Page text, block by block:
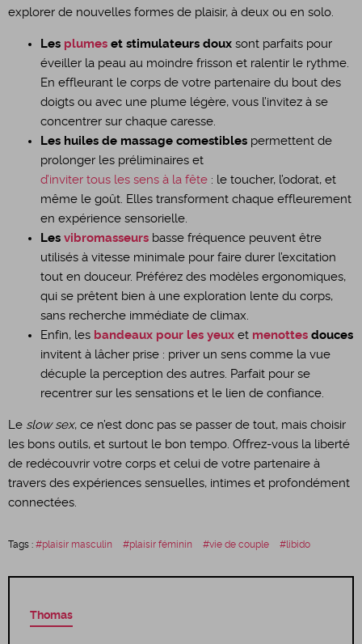
explorer de nouvelles formes de plaisir, à deux ou en solo.
Les plumes et stimulateurs doux sont parfaits pour
éveiller la peau au moindre frisson et ralentir le rythme.
En effleurant le corps de votre partenaire du bout des
doigts ou avec une plume légère, vous l’invitez à se
concentrer sur chaque caresse.
Les huiles de massage comestibles permettent de
prolonger les préliminaires et
d’inviter tous les sens à la fête : le toucher, l’odorat, et
même le goût. Elles transforment chaque effleurement
en expérience sensorielle.
Les vibromasseurs basse fréquence peuvent être
utilisés à vitesse minimale pour faire durer l’excitation
tout en douceur. Préférez des modèles ergonomiques,
qui se prêtent bien à une exploration lente du corps,
sans recherche immédiate de climax.
Enfin, les bandeaux pour les yeux et menottes douces
invitent à lâcher prise : priver un sens comme la vue
décuple la perception des autres. Parfait pour se
recentrer sur les sensations et le lien de confiance.
Le slow sex, ce n’est donc pas se passer de tout, mais choisir
les bons outils, et surtout le bon tempo. Offrez-vous la liberté
de redécouvrir votre corps et celui de votre partenaire à
travers des expériences sensuelles, intimes et profondément
connectées.
Tags : plaisir masculin plaisir féminin vie de couple libido
Thomas